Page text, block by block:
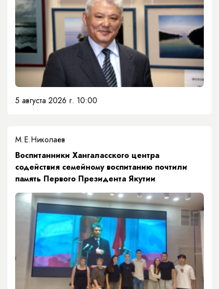
5 августа 2026 г. 10:00
М.Е.Николаев
​Воспитанники Хангаласского центра
содействия семейному воспитанию почтили
память Первого Президента Якутии